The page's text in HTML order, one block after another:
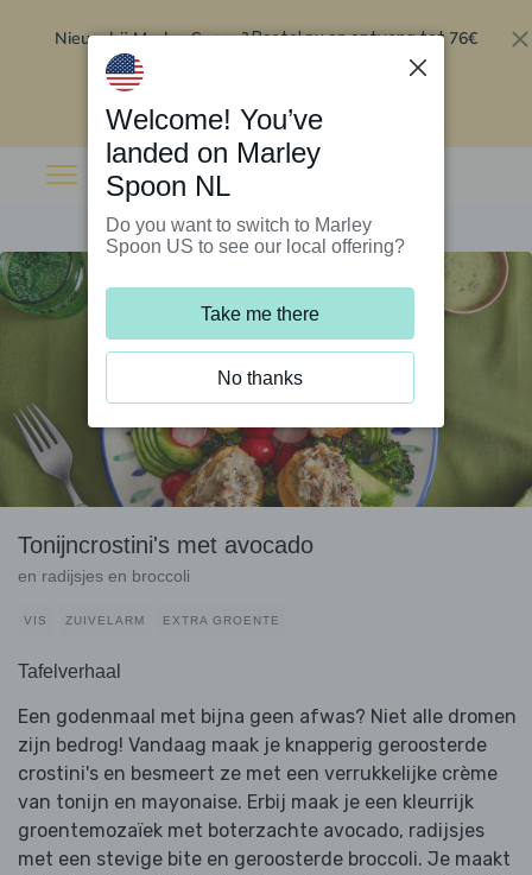
Nieuw bij Marley Spoon?Bestel nu en ontvang tot 76€
Tonijncrostini's met avocado
en radijsjes en broccoli
VIS ZUIVELARM EXTRA GROENTE
Tafelverhaal
Een godenmaal met bijna geen afwas? Niet alle dromen
zijn bedrog! Vandaag maak je knapperig geroosterde
crostini's en besmeert ze met een verrukkelijke crème
van tonijn en mayonaise. Erbij maak je een kleurrijk
groentemozaïek met boterzachte avocado, radijsjes
met een stevige bite en geroosterde broccoli. Je maakt
Welcome! You’ve
landed on Marley
Spoon NL
Do you want to switch to Marley
Spoon US to see our local offering?
Take me there
No thanks